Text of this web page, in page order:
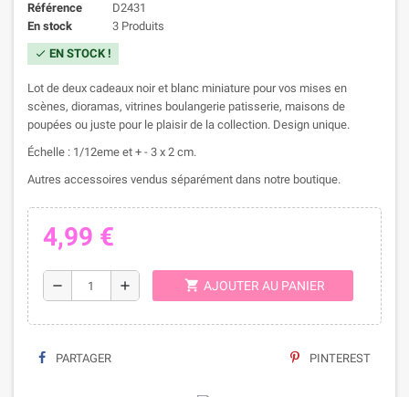
Référence
D2431
En stock
3 Produits
check EN STOCK !
Lot de deux cadeaux noir et blanc miniature pour vos mises en
scènes, dioramas, vitrines boulangerie patisserie, maisons de
poupées ou juste pour le plaisir de la collection. Design unique.
Échelle : 1/12eme et + - 3 x 2 cm.
Autres accessoires vendus séparément dans notre boutique.
4,99 €
remove add shopping_cart AJOUTER AU PANIER
PARTAGER PINTEREST